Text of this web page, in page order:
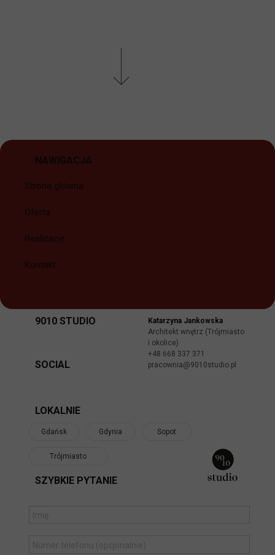
Sopot
SZYBKIE PYTANIE
SOCIAL
LOKALNIE
9010 STUDIO
Katarzyna Jankowska
Architekt wnętrz (Trójmiasto
i okolice)
+48 668 337 371
pracownia@9010studio.pl
Gdynia
Trójmiasto
Gdańsk
NAWIGACJA
Strona główna
Oferta
Realizacje
Kontakt